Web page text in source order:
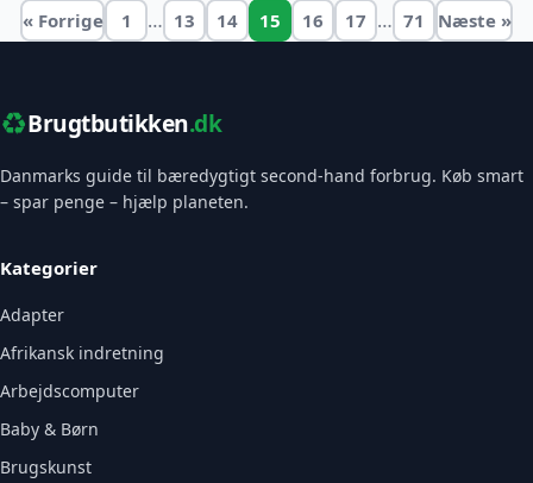
« Forrige 1 … 13 14 15 16 17 … 71 Næste »
♻️Brugtbutikken.dk
Danmarks guide til bæredygtigt second-hand forbrug. Køb smart
– spar penge – hjælp planeten.
Kategorier
Adapter
Afrikansk indretning
Arbejdscomputer
Baby & Børn
Brugskunst